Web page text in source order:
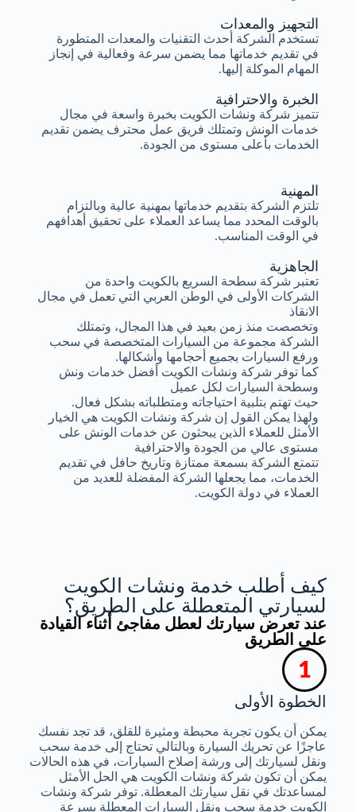
الخبرة والاحترافية
تتميز شركة ونشات الكويت بخبرة واسعة في مجال
خدمات الونش وتمتلك فريق عمل محترف يضمن تقديم
الخدمات بأعلى مستوى من الجودة.
التجهيز والمعدات
تستخدم الشركة أحدث التقنيات والمعدات المتطورة
في تقديم خدماتها مما يضمن سرعة وفعالية في إنجاز
المهام الموكلة إليها.
المهنية
تلتزم الشركة بتقديم خدماتها بمهنية عالية وبالتزام
بالوقت المحدد مما يساعد العملاء على تحقيق أهدافهم
في الوقت المناسب.
الجاهزية
تعتبر شركة سطحة السريع بالكويت واحدة من
الشركات الأولى في الوطن العربي التي تعمل في مجال
الانقاذ
وتخصصت منذ زمن بعيد في هذا المجال، وتمتلك
الشركة مجموعة من السيارات المتخصصة في سحب
ورفع السيارات بجميع أحجامها وأشكالها.
كما توفر شركة ونشات الكويت أفضل خدمات ونش
وسطحة السيارات لكل عميل
حيث تهتم بتلبية احتياجاته ومتطلباته بشكل فعال.
ولهذا يمكن القول إن شركة ونشات الكويت هي الخيار
الأمثل للعملاء الذين يبحثون عن خدمات الونش على
مستوى عالي من الجودة والاحترافية
تتمتع الشركة بسمعة ممتازة وتاريخ حافل في تقديم
الخدمات، مما يجعلها الشركة المفضلة للعديد من
العملاء في دولة الكويت.
كيف أطلب خدمة ونشات الكويت
لسيارتي المتعطلة على الطريق؟
عند تعرض سيارتك لعطل مفاجئ أثناء القيادة
على الطريق
الخطوة الأولى
يمكن أن يكون تجربة محبطة ومثيرة للقلق، قد تجد نفسك
عاجزًا عن تحريك السيارة وبالتالي تحتاج إلى خدمة سحب
ونقل لسيارتك إلى ورشة إصلاح السيارات، في هذه الحالات
يمكن أن تكون شركة ونشات الكويت هي الحل الأمثل
لمساعدتك في نقل سيارتك المعطلة. توفر شركة ونشات
الكويت خدمة سحب ونقل السيارات المعطلة بسرعة